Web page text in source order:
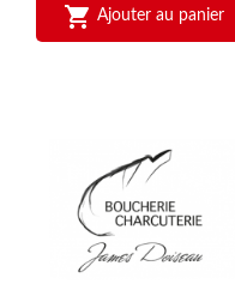
 Ajouter au panier